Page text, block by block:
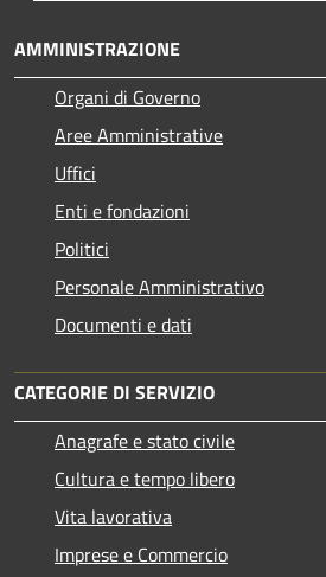
AMMINISTRAZIONE
Organi di Governo
Aree Amministrative
Uffici
Enti e fondazioni
Politici
Personale Amministrativo
Documenti e dati
CATEGORIE DI SERVIZIO
Anagrafe e stato civile
Cultura e tempo libero
Vita lavorativa
Imprese e Commercio